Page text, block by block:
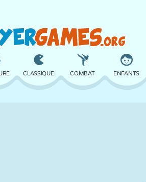
CLASSIQUE COMBAT ENFANTS